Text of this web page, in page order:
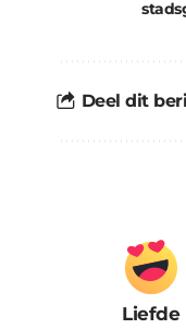
Deel dit
Liefde